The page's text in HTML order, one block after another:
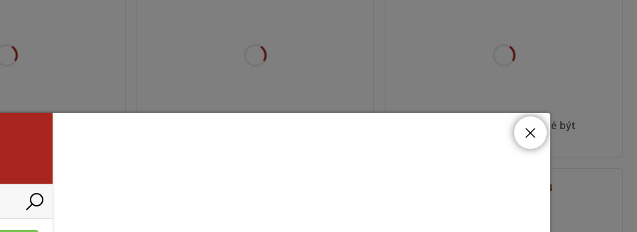
Pro zobrazení informací je nutné být
WH/WH ODYSSEY-X1-WH/B